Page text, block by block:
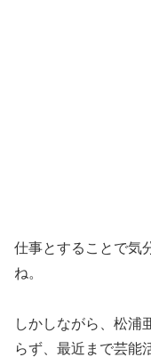
仕事とすることで気
ね。
しかしながら、松浦
らず、最近まで芸能